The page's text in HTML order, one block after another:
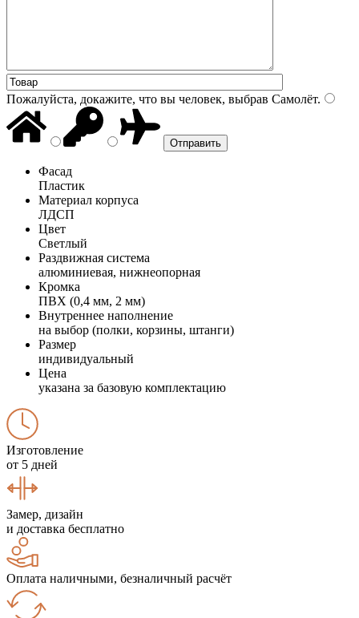
Пожалуйста, докажите, что вы человек, выбрав Самолёт.
Фасад
Пластик
Материал корпуса
ЛДСП
Цвет
Светлый
Раздвижная система
алюминиевая, нижнеопорная
Кромка
ПВХ (0,4 мм, 2 мм)
Внутреннее наполнение
на выбор (полки, корзины, штанги)
Размер
индивидуальный
Цена
указана за базовую комплектацию
Изготовление
от 5 дней
Замер, дизайн
и доставка бесплатно
Оплата наличными, безналичный расчёт